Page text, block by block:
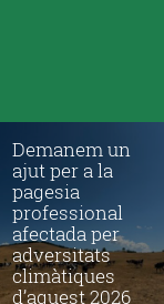
Demanem un
ajut per a la
pagesia
professional
afectada per
adversitats
climàtiques
d’aquest 2026